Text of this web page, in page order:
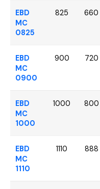
EBD
MC
0825
825 660
EBD
MC
0900
900 720
EBD
MC
1000
1000 800
EBD
MC
1110
1110 888